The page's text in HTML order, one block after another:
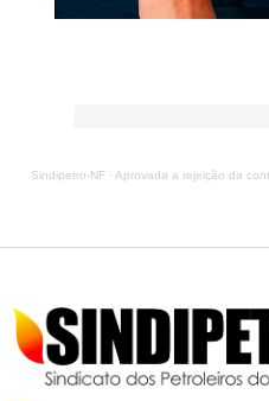
Sindipetro-NF · Aprovada a rejeição da